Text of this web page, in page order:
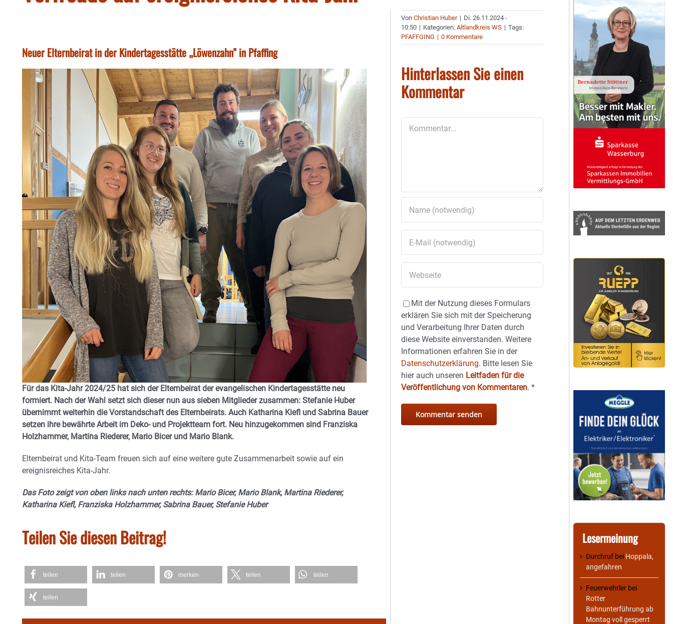
Neuer Elternbeirat in der Kindertagesstätte „Löwenzahn" in Pfaffing
Für das Kita-Jahr 2024/25 hat sich der Elternbeirat der evangelischen Kindertagesstätte neu
formiert. Nach der Wahl setzt sich dieser nun aus sieben Mitglieder zusammen: Stefanie Huber
übernimmt weiterhin die Vorstandschaft des Elternbeirats. Auch Katharina Kiefl und Sabrina Bauer
setzen ihre bewährte Arbeit im Deko- und Projektteam fort. Neu hinzugekommen sind Franziska
Holzhammer, Martina Riederer, Mario Bicer und Mario Blank.
Elternbeirat und Kita-Team freuen sich auf eine weitere gute Zusammenarbeit sowie auf ein
ereignisreiches Kita-Jahr.
Das Foto zeigt von oben links nach unten rechts: Mario Bicer, Mario Blank, Martina Riederer,
Katharina Kiefl, Franziska Holzhammer, Sabrina Bauer, Stefanie Huber
Teilen Sie diesen Beitrag!
teilen teilen merken teilen teilen
teilen
VonChristian Huber | Di. 26.11.2024 -
10:50 | Kategorien:Altlandkreis WS | Tags:
PFAFFGING | 0 Kommentare
Hinterlassen Sie einen
Kommentar
Mit der Nutzung dieses Formulars
erklären Sie sich mit der Speicherung
und Verarbeitung Ihrer Daten durch
diese Website einverstanden. Weitere
Informationen erfahren Sie in der
Datenschutzerklärung. Bitte lesen Sie
hier auch unseren Leitfaden für die
Veröffentlichung von Kommentaren.*
Lesermeinung
Durchruf bei Hoppala,
angefahren
Feuerwehrler bei
Rotter
Bahnunterführung ab
Montag voll gesperrt